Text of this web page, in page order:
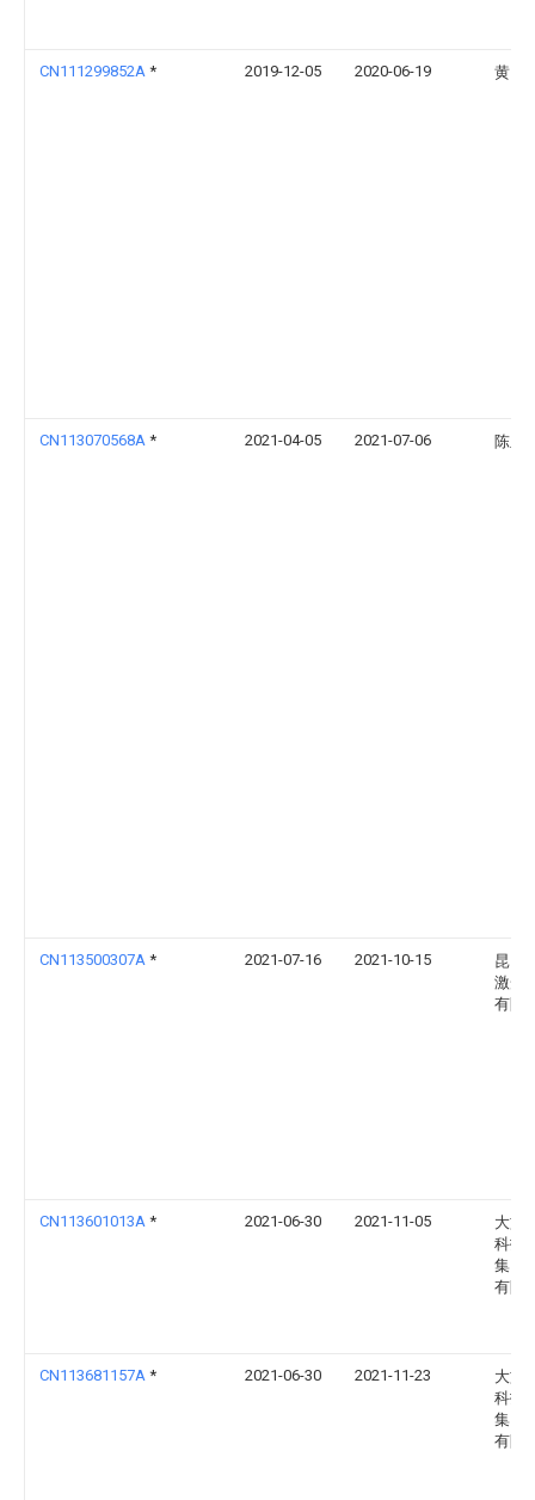
CN111299852A * 2019-12-05 2020-06-19 黄国
CN113070568A * 2021-04-05 2021-07-06 陈玉
CN113500307A * 2021-07-16 2021-10-15
昆山
激光
有限
CN113601013A * 2021-06-30 2021-11-05
大族
科技
集团
有限
CN113681157A * 2021-06-30 2021-11-23
大族
科技
集团
有限